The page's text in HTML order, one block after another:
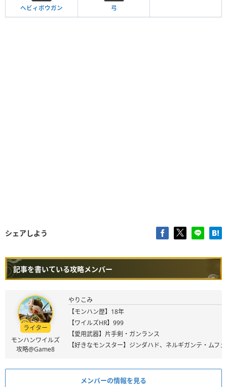
ヘビィボウガン 弓
シェアしよう
記事を書いている攻略メンバー
ライター
モンハンワイルズ
攻略@Game8
やりこみ
【モンハン歴】18年
【ワイルズHR】999
【愛用武器】片手剣・ガンランス
【好きなモンスター】ジンダハド、ネルギガンテ・ムフ
メンバーの情報を見る